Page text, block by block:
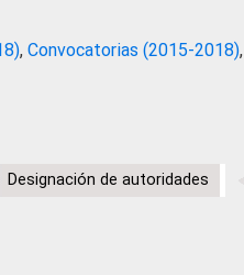
, Convocatorias (2015-2018),
Designación de autoridades